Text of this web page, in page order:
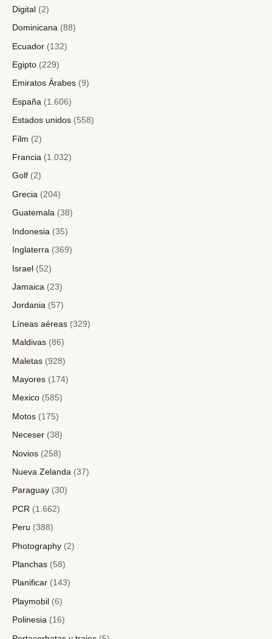
Digital (2)
Dominicana (88)
Ecuador (132)
Egipto (229)
Emiratos Árabes (9)
España (1.606)
Estados unidos (558)
Film (2)
Francia (1.032)
Golf (2)
Grecia (204)
Guatemala (38)
Indonesia (35)
Inglaterra (369)
Israel (52)
Jamaica (23)
Jordania (57)
Líneas aéreas (329)
Maldivas (86)
Maletas (928)
Mayores (174)
Mexico (585)
Motos (175)
Neceser (38)
Novios (258)
Nueva Zelanda (37)
Paraguay (30)
PCR (1.662)
Peru (388)
Photography (2)
Planchas (58)
Planificar (143)
Playmobil (6)
Polinesia (16)